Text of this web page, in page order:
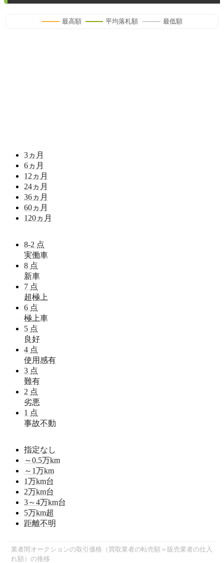
最高額 平均落札額 最低額
3ヵ月
6ヵ月
12 ヵ月
24ヵ月
36ヵ月
60ヵ月
120ヵ月
8-2 点
実働車
8 点
新車
7 点
超極上
6 点
極上車
5 点
良好
4 点
使用感有
3 点
難有
2 点
劣悪
1 点
事故不動
指定なし
～0.5万km
～1万km
1万km台
2万km台
3～4万km台
5万km超
距離不明
業者間オークションの取引価格（買取業者の転売額＝販売業者の仕入
れ額）の推移